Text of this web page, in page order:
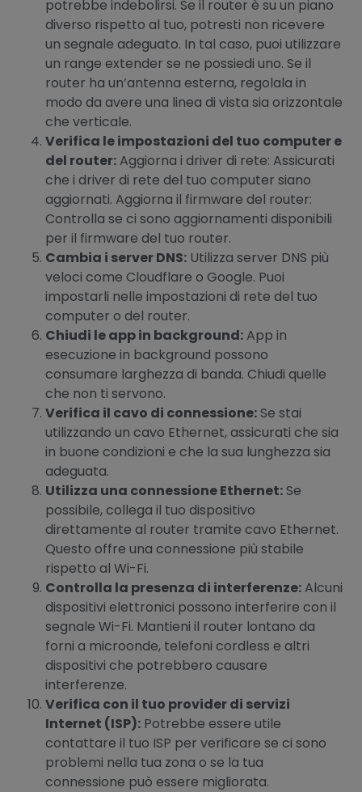
potrebbe indebolirsi. Se il router è su un piano
diverso rispetto al tuo, potresti non ricevere
un segnale adeguato. In tal caso, puoi utilizzare
un range extender se ne possiedi uno. Se il
router ha un’antenna esterna, regolala in
modo da avere una linea di vista sia orizzontale
che verticale.
Verifica le impostazioni del tuo computer e
del router:Aggiorna i driver di rete: Assicurati
che i driver di rete del tuo computer siano
aggiornati. Aggiorna il firmware del router:
Controlla se ci sono aggiornamenti disponibili
per il firmware del tuo router.
Cambia i server DNS: Utilizza server DNS più
veloci come Cloudflare o Google. Puoi
impostarli nelle impostazioni di rete del tuo
computer o del router.
Chiudi le app in background:App in
esecuzione in background possono
consumare larghezza di banda. Chiudi quelle
che non ti servono.
Verifica il cavo di connessione: Se stai
utilizzando un cavo Ethernet, assicurati che sia
in buone condizioni e che la sua lunghezza sia
adeguata.
Utilizza una connessione Ethernet: Se
possibile, collega il tuo dispositivo
direttamente al router tramite cavo Ethernet.
Questo offre una connessione più stabile
rispetto al Wi-Fi.
Controlla la presenza di interferenze:Alcuni
dispositivi elettronici possono interferire con il
segnale Wi-Fi. Mantieni il router lontano da
forni a microonde, telefoni cordless e altri
dispositivi che potrebbero causare
interferenze.
Verifica con il tuo provider di servizi
Internet (ISP): Potrebbe essere utile
contattare il tuo ISP per verificare se ci sono
problemi nella tua zona o se la tua
connessione può essere migliorata.